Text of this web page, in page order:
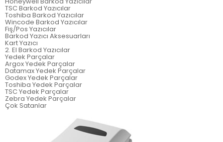
TSC Barkod Yazıcılar
Toshiba Barkod Yazıcılar
Wincode Barkod Yazıcılar
Fiş/Pos Yazıcılar
Barkod Yazıcı Aksesuarları
Kart Yazıcı
2. El Barkod Yazıcılar
Yedek Parçalar
Argox Yedek Parçalar
Datamax Yedek Parçalar
Godex Yedek Parçalar
Toshiba Yedek Parçalar
TSC Yedek Parçalar
Zebra Yedek Parçalar
Çok Satanlar